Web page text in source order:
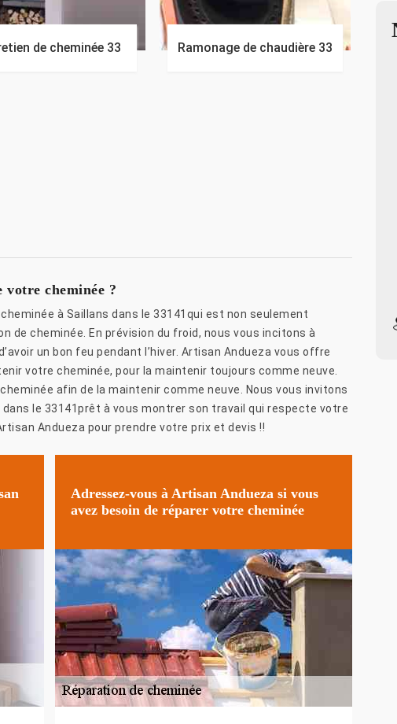
de cheminée 33 Ramonage de chaudière 33
votre cheminée ?
à Saillans dans le 33141qui est non seulement
de cheminée. En prévision du froid, nous vous incitons à
un bon feu pendant l’hiver. Artisan Andueza vous offre
votre cheminée, pour la maintenir toujours comme neuve.
afin de la maintenir comme neuve. Nous vous invitons
le 33141prêt à vous montrer son travail qui respecte votre
Andueza pour prendre votre prix et devis !!
Adressez-vous à Artisan Andueza si vous
avez besoin de réparer votre cheminée